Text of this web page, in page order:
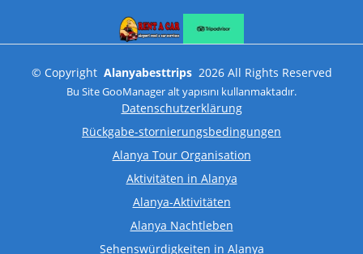
© Copyright Alanyabesttrips 2026 All Rights Reserved
Bu SiteGooManageralt yapısını kullanmaktadır.
Datenschutzerklärung
Rückgabe-stornierungsbedingungen
Alanya Tour Organisation
Aktivitäten in Alanya
Alanya-Aktivitäten
Alanya Nachtleben
Sehenswürdigkeiten in Alanya